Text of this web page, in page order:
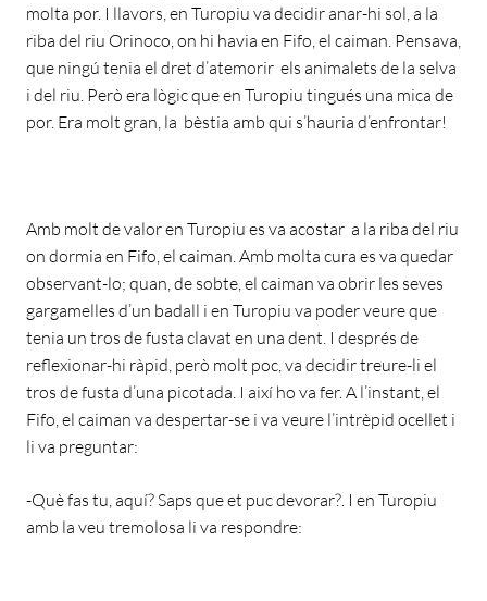
molta por. I llavors, en Turopiu va decidir anar-hi sol, a la
riba del riu Orinoco, on hi havia en Fifo, el caiman. Pensava,
que ningú tenia el dret d’atemorir els animalets de la selva
i del riu. Però era lògic que en Turopiu tingués una mica de
por. Era molt gran, la bèstia amb qui s’hauria d’enfrontar!
Amb molt de valor en Turopiu es va acostar a la riba del riu
on dormia en Fifo, el caiman. Amb molta cura es va quedar
observant-lo; quan, de sobte, el caiman va obrir les seves
gargamelles d’un badall i en Turopiu va poder veure que
tenia un tros de fusta clavat en una dent. I després de
reflexionar-hi ràpid, però molt poc, va decidir treure-li el
tros de fusta d’una picotada. I així ho va fer. A l’instant, el
Fifo, el caiman va despertar-se i va veure l’intrèpid ocellet i
li va preguntar:
-Què fas tu, aquí? Saps que et puc devorar?. I en Turopiu
amb la veu tremolosa li va respondre: